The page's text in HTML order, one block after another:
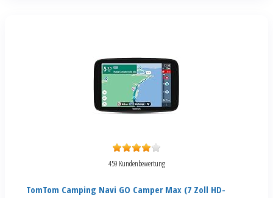
459 Kundenbewertung
TomTom Camping Navi GO Camper Max (7 Zoll HD-